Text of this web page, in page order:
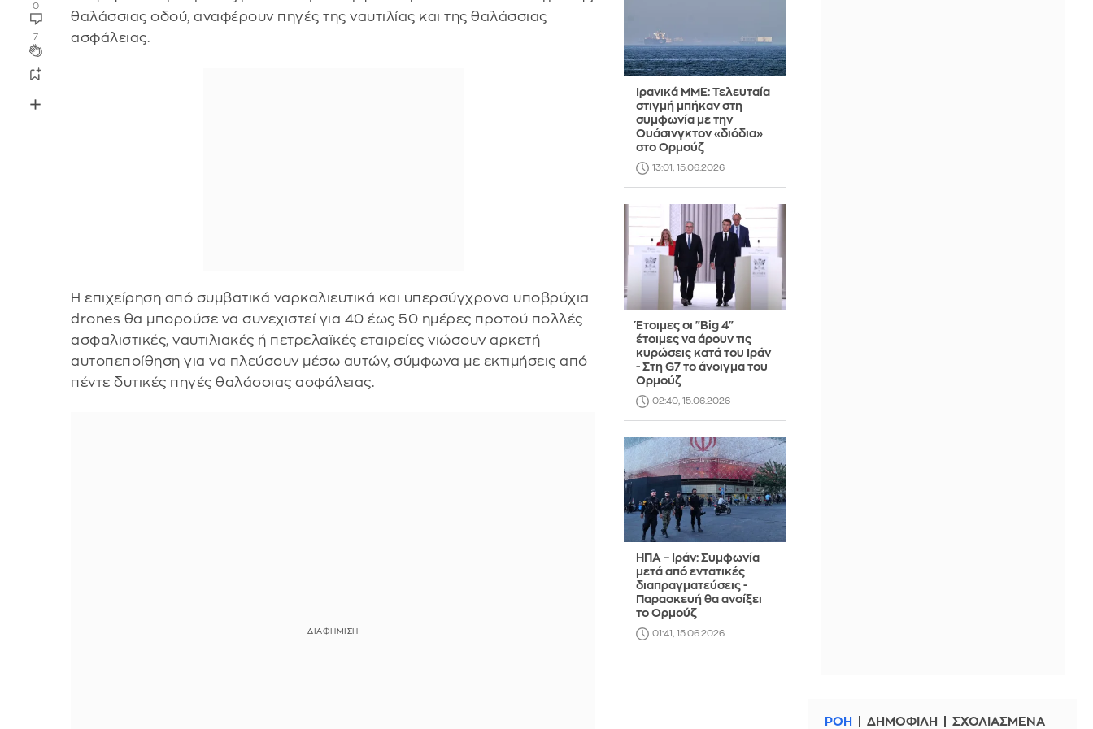
0
7
θαλάσσιας οδού, αναφέρουν πηγές της ναυτιλίας και της θαλάσσιας
ασφάλειας.
Η επιχείρηση από συμβατικά ναρκαλιευτικά και υπερσύγχρονα υποβρύχια
drones θα μπορούσε να συνεχιστεί για 40 έως 50 ημέρες προτού πολλές
ασφαλιστικές, ναυτιλιακές ή πετρελαϊκές εταιρείες νιώσουν αρκετή
αυτοπεποίθηση για να πλεύσουν μέσω αυτών, σύμφωνα με εκτιμήσεις από
πέντε δυτικές πηγές θαλάσσιας ασφάλειας.
Ιρανικά ΜΜΕ: Τελευταία
στιγμή μπήκαν στη
συμφωνία με την
Ουάσινγκτον «διόδια»
στο Ορμούζ
13:01, 15.06.2026
Έτοιμες οι "Big 4"
έτοιμες να άρουν τις
κυρώσεις κατά του Ιράν
- Στη G7 το άνοιγμα του
Ορμούζ
02:40, 15.06.2026
ΗΠΑ – Ιράν: Συμφωνία
μετά από εντατικές
διαπραγματεύσεις -
Παρασκευή θα ανοίξει
το Ορμούζ
01:41, 15.06.2026
ΡΟΗ ΔΗΜΟΦΙΛΗ ΣΧΟΛΙΑΣΜΕΝΑ